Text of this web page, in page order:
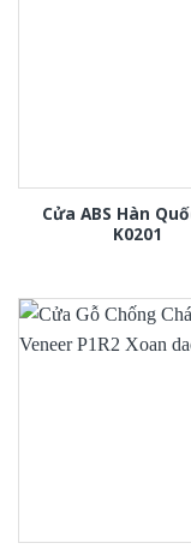
Cửa ABS Hàn
K0201